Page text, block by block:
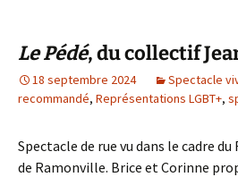
Le Pédé, du collectif
18 septembre 2024 Spectacle
recommandé, Représentations LGBT+,
Spectacle de rue vu dans le cadre
de Ramonville. Brice et Corinne